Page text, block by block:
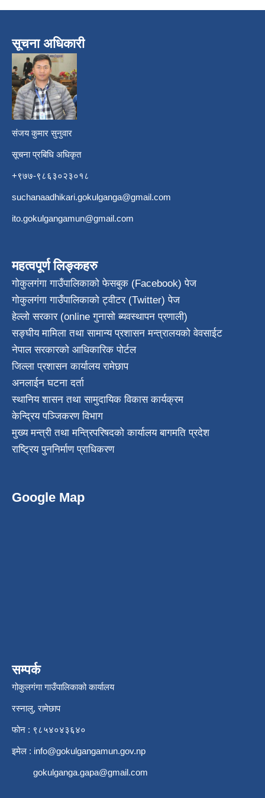
सूचना अधिकारी
संजय कुमार सुनुवार
सूचना प्रबिधि अधिकृत
+९७७-९८६३०२३०१८
suchanaadhikari.gokulganga@gmail.com
ito.gokulgangamun@gmail.com
महत्वपूर्ण लिङ्कहरु
गोकुलगंगा गाउँपालिकाको फेसबुक (Facebook) पेज
गोकुलगंगा गाउँपालिकाको ट्वीटर (Twitter) पेज
हेल्लो सरकार (online गुनासो ब्यवस्थापन प्रणाली)
सङ्घीय मामिला तथा सामान्य प्रशासन मन्त्रालयको वेवसाईट
नेपाल सरकारको आधिकारिक पोर्टल
जिल्ला प्रशासन कार्यालय रामेछाप
अनलाईन घटना दर्ता
स्थानिय शासन तथा सामुदायिक विकास कार्यक्रम
केन्द्रिय पञ्जिकरण विभाग
मुख्य मन्त्री तथा मन्त्रिपरिषदको कार्यालय बागमति प्रदेश
राष्ट्रिय पुननिर्माण प्राधिकरण
Google Map
सम्पर्क
गोकुलगंगा गाउँपालिकाको कार्यालय
रस्नालु, रामेछाप
फोन : ९८५४०४३६४०
इमेल : info@gokulgangamun.gov.np
gokulganga.gapa@gmail.com